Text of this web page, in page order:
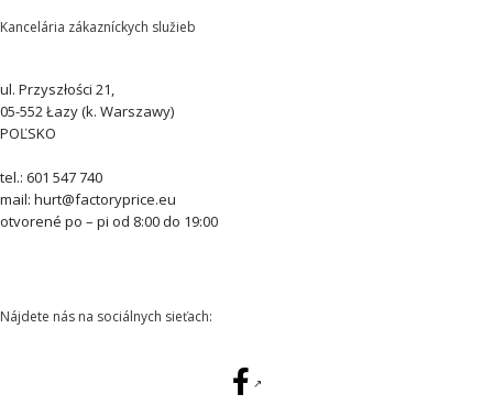
Kancelária zákazníckych služieb
ul. Przyszłości 21,
05-552 Łazy (k. Warszawy)
POĽSKO
tel.: 601 547 740
mail: hurt@factoryprice.eu
otvorené po – pi od 8:00 do 19:00
Nájdete nás na sociálnych sieťach: